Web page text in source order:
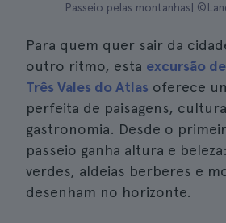
Passeio pelas montanhas|
Para quem quer sair da
outro ritmo, esta excursão
Três Vales do Atlas oferece
perfeita de paisagens,
gastronomia. Desde o
passeio ganha altura e
verdes, aldeias berberes e
desenham no horizonte.